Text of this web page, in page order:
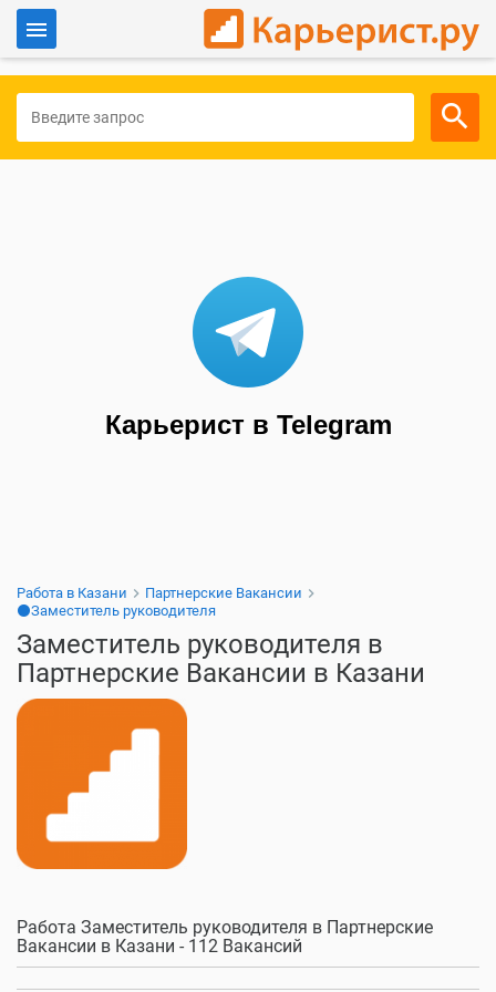
Для работодателей
Карьерист в Telegram
Работа в Казани
Партнерские Вакансии
⚫Заместитель руководителя
Заместитель руководителя в
Партнерские Вакансии в Казани
Работа Заместитель руководителя в Партнерские
Вакансии в Казани - 112 Вакансий